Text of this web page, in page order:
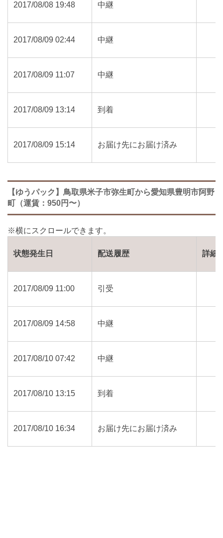
2017/08/08 19:48 中継
2017/08/09 02:44 中継
2017/08/09 11:07 中継
2017/08/09 13:14 到着
2017/08/09 15:14 お届け先にお届け済み
【ゆうパック】鳥取県米子市弥生町から愛知県豊明市阿野
町（運賃：950円〜）
状態発生日 配送履歴 詳細
2017/08/09 11:00 引受
2017/08/09 14:58 中継
2017/08/10 07:42 中継
2017/08/10 13:15 到着
2017/08/10 16:34 お届け先にお届け済み